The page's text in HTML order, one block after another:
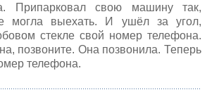
Припарковал свою машину так,
могла выехать. И ушёл за угол,
стекле свой номер телефона.
позвоните. Она позвонила. Теперь
телефона.